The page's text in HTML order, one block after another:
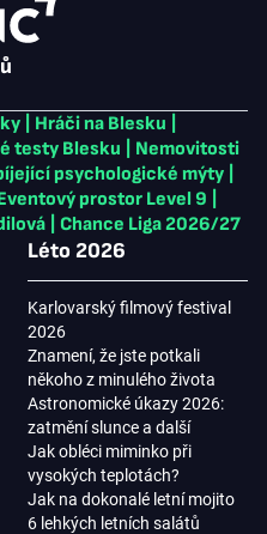
Hráči na Blesku
testy Blesku
Nemovitosti
psychologické mýty
prostor Level 9
Chance Liga 2026/27
Léto 2026
Karlovarský filmový festival
2026
Znamení, že jste potkali
někoho z minulého života
Astronomické úkazy 2026:
zatmění slunce a další
Jak obléci miminko při
vysokých teplotách?
Jak na dokonalé letní mojito
6 lehkých letních salátů